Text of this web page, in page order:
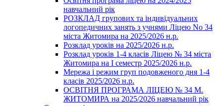
навчальний рік
РОЗКЛАД групових та індивідуальних
логопедичних занять з учнями Ліцею No 34
міста Житомира на 2025/2026 н.р.
Розклад уроків на 2025/2026 н.р.
Розклад уроків 1-4 класів Ліцею № 34 міста
Житомира на І семестр 2025/2026 н.р.
Мережа і режим груп подовженого дня 1-4
класів 2025/2026 н.р.
ОСВІТНЯ ПРОГРАМА ЛІЦЕЮ № 34 М.
ЖИТОМИРА на 2025/2026 навчальний рік